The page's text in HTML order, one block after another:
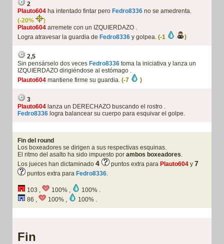
2
Plauto604 ha intentado fintar pero Fedro8336 no se amedrenta.
(-20%
)
Plauto604 arremete con un IZQUIERDAZO .
Logra atravesar la guardia de Fedro8336 y golpea. (-1 )
2,5
Sin pensárselo dos veces Fedro8336 toma la iniciativa y lanza un
IZQUIERDAZO dirigiéndose al estómago .
Plauto604 mantiene firme su guardia. (-7 )
3
Plauto604 lanza un DERECHAZO buscando el rostro .
Fedro8336 logra balancear su cuerpo para esquivar el golpe.
Fin del round
Los boxeadores se dirigen a sus respectivas esquinas.
El ritmo del asalto ha sido impuesto por ambos boxeadores.
Los jueces han dictaminado 4 puntos extra para Plauto604 y 7
puntos extra para Fedro8336.
103 , 100% ,
100% .
86 ,
100% , 100% .
Fin